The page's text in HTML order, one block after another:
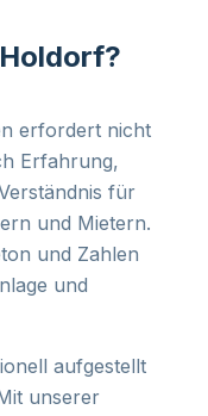
erfordert nicht
Erfahrung,
für
und Mietern.
und Zahlen
und
aufgestellt
unserer